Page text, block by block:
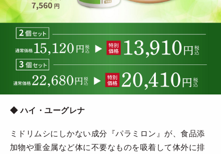
◆ ハイ・ユーグレナ
ミドリムシにしかない成分『パラミロン』が、食品添
加物や重金属など体に不要なものを吸着して体外に排